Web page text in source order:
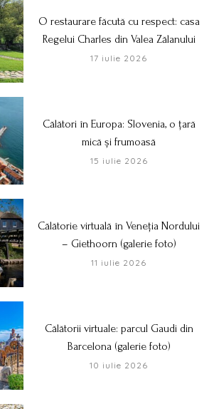
O restaurare făcută cu respect: casa
Regelui Charles din Valea Zălanului
17 iulie 2026
Călători în Europa: Slovenia, o țară
mică și frumoasă
15 iulie 2026
Călătorie virtuală în Veneția Nordului
– Giethoorn (galerie foto)
11 iulie 2026
Călătorii virtuale: parcul Gaudi din
Barcelona (galerie foto)
10 iulie 2026